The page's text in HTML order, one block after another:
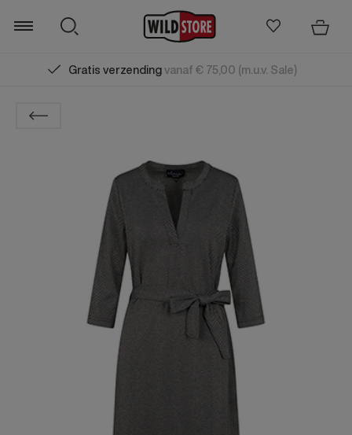
Gratis verzendingvanaf € 75,00 (m.u.v. Sale)
Zoeken